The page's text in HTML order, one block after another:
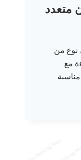
متعدد
نوع من
مع